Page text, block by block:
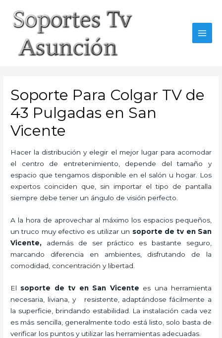
content
Soporte Para Colgar TV de
43 Pulgadas en San
Vicente
Hacer la distribución y elegir el mejor lugar para acomodar
el centro de entretenimiento, depende del tamaño y
espacio que tengamos disponible en el salón u hogar. Los
expertos coinciden que, sin importar el tipo de pantalla
siempre debe tener un ángulo de visión perfecto.
A la hora de aprovechar al máximo los espacios pequeños,
un truco muy efectivo es utilizar un soporte de tv en San
Vicente, además de ser práctico es bastante seguro,
marcando diferencia en ambientes, disfrutando de la
comodidad, concentración y libertad.
El soporte de tv en San Vicente es una herramienta
necesaria, liviana, y resistente, adaptándose fácilmente a
la superficie, brindando estabilidad. La instalación cada vez
es más sencilla, generalmente todo está listo, solo basta de
verificar los puntos y utilizar las herramientas adecuadas.